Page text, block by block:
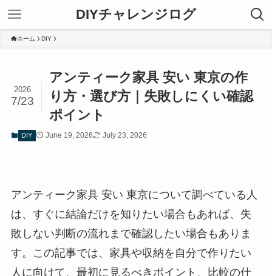
DIYチャレンジログ
ホーム DIY
アンティーク家具 安い 東京の作
り方・選び方｜失敗しにくい確認
ポイント
2026
7/23
DIY June 19, 2026 July 23, 2026
アンティーク家具 安い 東京について調べている人
は、すぐに結論だけを知りたい場合もあれば、失
敗しない判断の流れまで確認したい場合もありま
す。この記事では、家具や収納を自分で作りたい
人に向けて、最初に見るべきポイント、比較の仕